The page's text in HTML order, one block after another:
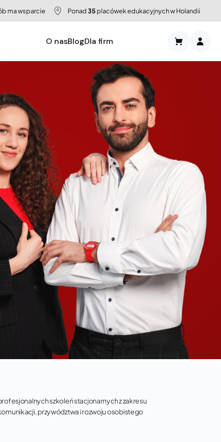
ma wsparcie Ponad35placówek edukacyjnych w Holandii
O nasBlogDla firm
szkoleń stacjonarnych z zakresu
przywództwa i rozwoju osobistego